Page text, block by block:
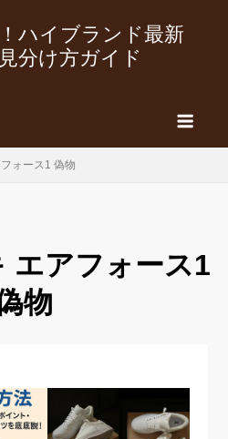
ハイブランド最新
分け方ガイド
ォース1 偽物
エアフォース1
物